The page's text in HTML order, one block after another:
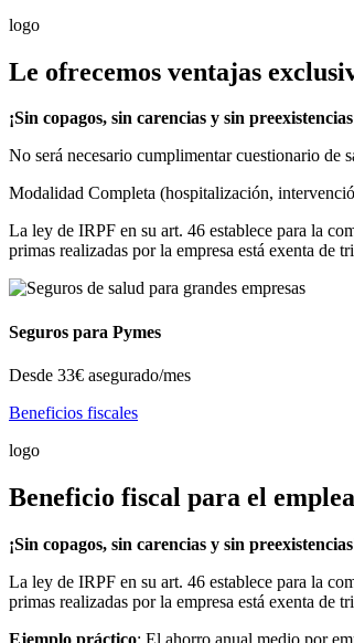
logo
Le ofrecemos ventajas
¡Sin copagos, sin carencias y sin
No será necesario cumplimentar cuestionario de
Modalidad Completa (hospitalización,
La ley de IRPF en su art. 46 establece para la
primas realizadas por la empresa está exenta de
Seguros para Pymes
Desde 33€ asegurado/mes
Beneficios fiscales
logo
Beneficio fiscal para el
¡Sin copagos, sin carencias y sin
La ley de IRPF en su art. 46 establece para la
primas realizadas por la empresa está exenta de
Ejemplo práctico: El ahorro anual medio por